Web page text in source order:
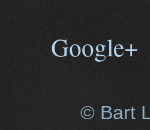
Google+
© Bart